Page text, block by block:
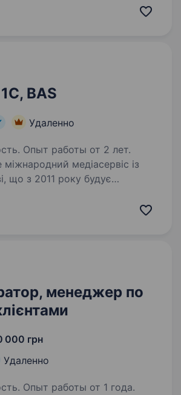
капіталом за розміром
BAS
Удаленно
Опыт работы от 2 лет.
медіасервіс із
що з 2011 року будує
менеджер по
000 грн
Удаленно
Опыт работы от 1 года.